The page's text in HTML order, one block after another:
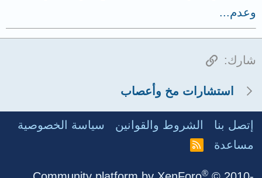
وعدم...
شارك: الرابط
استشارات مخ وأعصاب
إتصل بنا الشروط والقوانين
سياسة الخصوصية
مساعدة
R
®